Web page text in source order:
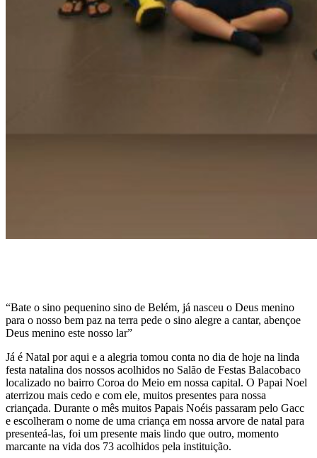
“Bate o sino pequenino sino de Belém, já nasceu o Deus menino
para o nosso bem paz na terra pede o sino alegre a cantar, abençoe
Deus menino este nosso lar”
Já é Natal por aqui e a alegria tomou conta no dia de hoje na linda
festa natalina dos nossos acolhidos no Salão de Festas Balacobaco
localizado no bairro Coroa do Meio em nossa capital. O Papai Noel
aterrizou mais cedo e com ele, muitos presentes para nossa
criançada. Durante o mês muitos Papais Noéis passaram pelo Gacc
e escolheram o nome de uma criança em nossa arvore de natal para
presenteá-las, foi um presente mais lindo que outro, momento
marcante na vida dos 73 acolhidos pela instituição.